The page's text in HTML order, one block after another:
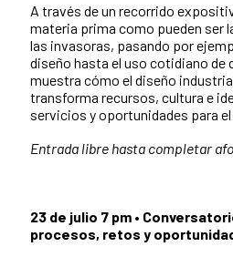
A través de un recorrido
materia prima como pueden ser
las invasoras, pasando por
diseño hasta el uso cotidiano
muestra cómo el diseño
transforma recursos, cultura e
servicios y oportunidades para
Entrada libre hasta completar
23 de julio 7 pm •
procesos, retos y